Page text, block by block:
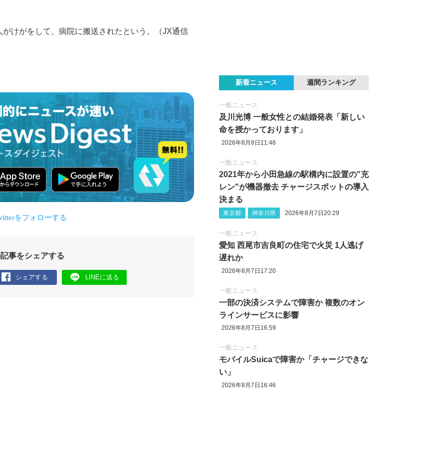
けがをして、病院に搬送されたという。（JX通信
事をシェアする
シェアする LINEに送る
新着ニュース 週間ランキング
一般ニュース
及川光博 一般女性との結婚発表「新しい
命を授かっております」
2026年8月8日11:46
一般ニュース
2021年から小田急線の駅構内に設置の"充
レン"が機器撤去 チャージスポットの導入
決まる
東京都 神奈川県 2026年8月7日20:29
一般ニュース
愛知 西尾市吉良町の住宅で火災 1人逃げ
遅れか
2026年8月7日17:20
一般ニュース
一部の決済システムで障害か 複数のオン
ラインサービスに影響
2026年8月7日16:59
一般ニュース
モバイルSuicaで障害か「チャージできな
い」
2026年8月7日16:46